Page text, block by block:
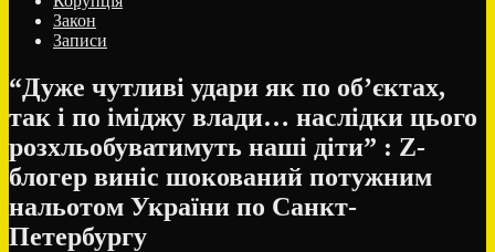
Закон
Записи
“Дуже чутливі удари як по об’єктах,
так і по іміджу влади… наслідки цього
розхльобуватимуть наші діти” ​: ​Z-
блогер виніс шокований потужним
нальотом України ​по Санкт-
Петербургу